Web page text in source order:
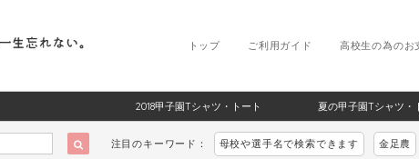
高校生の為のお
ご利用ガイド
トップ
2018甲子園Tシャツ・トート 夏の甲子園Tシャツ・
注目のキーワード： 母校や選手名で検索できます 金足農